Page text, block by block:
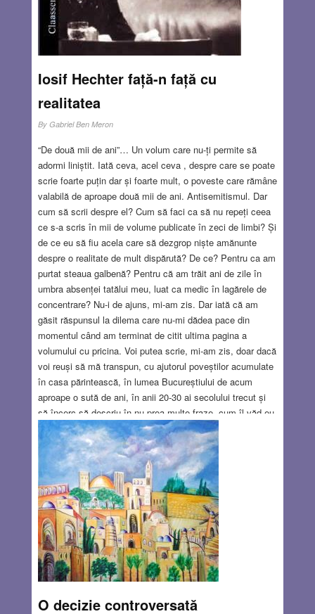
York – a hotărât, împreună cu un grup de intelectuali evrei
din Bucureşti, să creeze o organizaţie evreiască similară
şi aici.
Read more…
Iosif Hechter față-n față cu
realitatea
By Gabriel Ben Meron
“De două mii de ani”… Un volum care nu-ți permite să
adormi liniștit. Iată ceva, acel ceva , despre care se poate
scrie foarte puțin dar și foarte mult, o poveste care rămâne
valabilă de aproape două mii de ani. Antisemitismul. Dar
cum să scrii despre el? Cum să faci ca să nu repeți ceea
ce s-a scris în mii de volume publicate în zeci de limbi? Și
de ce eu să fiu acela care să dezgrop niște amănunte
despre o realitate de mult dispărută? De ce? Pentru ca am
purtat steaua galbenă? Pentru că am trăit ani de zile în
umbra absenței tatălui meu, luat ca medic în lagărele de
concentrare? Nu-i de ajuns, mi-am zis. Dar iată că am
găsit răspunsul la dilema care nu-mi dădea pace din
momentul când am terminat de citit ultima pagina a
volumului cu pricina. Voi putea scrie, mi-am zis, doar dacă
voi reuși să mă transpun, cu ajutorul poveștilor acumulate
în casa părintească, în lumea Bucureștiului de acum
aproape o sută de ani, în anii 20-30 ai secolului trecut și
să încerc să descriu în nu prea multe fraze, cum îl văd eu,
evreu israelian de aproape 50 ani, născut, crescut și
educat în România de după război, pe evreul Iosif
Hechter/alias Mihail Sebastian, născut, crescut și educat
în România înaintea acelui război care nu mai poartă
nume pentru că e unic…
Read more…
JAN 18, 2018 9 COMMENTS
O decizie controversată